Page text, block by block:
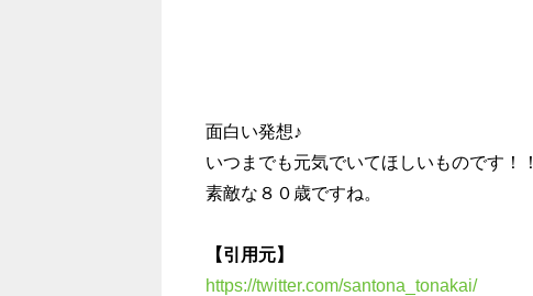
面白い発想♪
いつまでも元気でいてほしいものです！！
素敵な８０歳ですね。
【引用元】
https://twitter.com/santona_tonakai/